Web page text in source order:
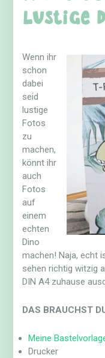
lustige
Wenn ihr
schon
dabei
seid
lustige
Fotos
zu
machen,
könnt ihr
auch
Fotos
auf
einem
echten
Dino
machen! Naja, echt
sehen richtig witzig
DIN A4 zuhause
DAS BRAUCHST
Meine
Drucker